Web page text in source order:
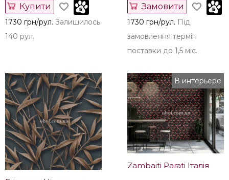
Erismann Німеччина
Артикул: 12279-38
Купити
1730 грн/рул. Залишилось
140 рул.
Erismann Німеччина
Артикул: 12278-47
Замовити
1730 грн/рул. Під
замовлення термін
поставки до 1,5 міс.